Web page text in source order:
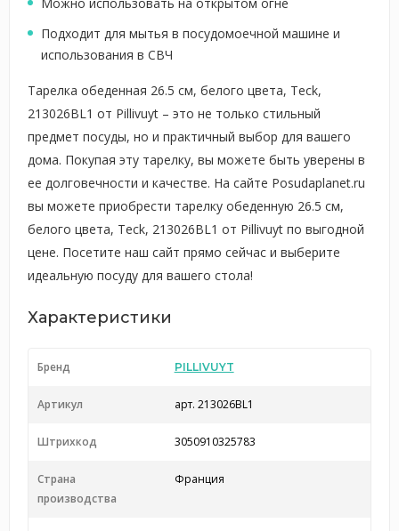
Подходит для мытья в посудомоечной машине и
использования в СВЧ
Тарелка обеденная 26.5 см, белого цвета, Teck,
213026BL1 от Pillivuyt – это не только стильный
предмет посуды, но и практичный выбор для вашего
дома. Покупая эту тарелку, вы можете быть уверены в
ее долговечности и качестве. На сайте Posudaplanet.ru
вы можете приобрести тарелку обеденную 26.5 см,
белого цвета, Teck, 213026BL1 от Pillivuyt по выгодной
цене. Посетите наш сайт прямо сейчас и выберите
идеальную посуду для вашего стола!
Характеристики
Бренд PILLIVUYT
Артикул арт. 213026BL1
Штрихкод 3050910325783
Страна
производства
Франция